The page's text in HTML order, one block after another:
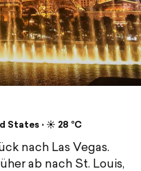
States ⋅ ☀️ 28 °C
nach Las Vegas.
ab nach St. Louis,